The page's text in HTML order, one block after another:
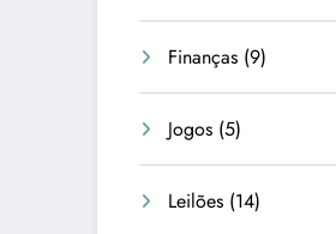
Finanças (9)
Jogos (5)
Leilões (14)